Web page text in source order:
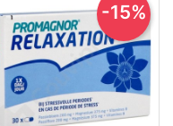
-15%